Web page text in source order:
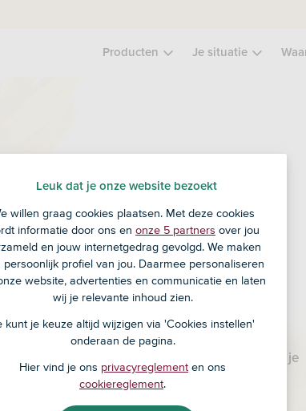
Producten Je situatie
toekomst
de toekomst van ons allemaal.
al zin in hebt.
Door te investeren met liefde
de natuur en te helpen bij het waarmaken van je
lees je hoe ASN Bank dat doet.
Leuk dat je onze website bezoekt
willen graag cookies plaatsen. Met deze cookies
informatie door ons en onze 5 partners over jou
en jouw internetgedrag gevolgd. We maken
persoonlijk profiel van jou. Daarmee personaliseren
website, advertenties en communicatie en laten
wij je relevante inhoud zien.
kunt je keuze altijd wijzigen via 'Cookies instellen'
onderaan de pagina.
Hier vind je ons privacyreglement en ons
cookiereglement.